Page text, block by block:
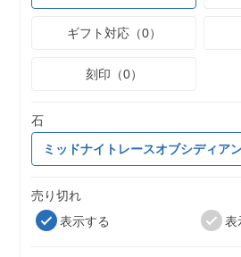
ギフト対応（0）
刻印（0）
石
ミッドナイトレースオブシディア
売り切れ
表示する
表